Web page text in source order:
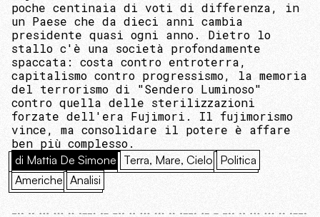
poche centinaia di voti di differenza, in
un Paese che da dieci anni cambia
presidente quasi ogni anno. Dietro lo
stallo c'è una società profondamente
spaccata: costa contro entroterra,
capitalismo contro progressismo, la memoria
del terrorismo di "Sendero Luminoso"
contro quella delle sterilizzazioni
forzate dell'era Fujimori. Il fujimorismo
vince, ma consolidare il potere è affare
ben più complesso.
di Mattia De Simone Terra, Mare, Cielo Politica
Americhe Analisi